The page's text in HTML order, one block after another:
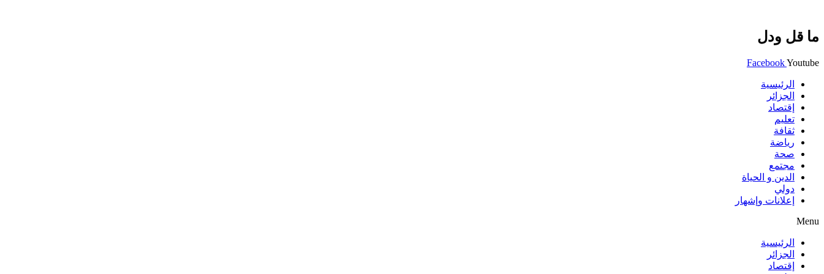
ما قل ودل
FacebookYoutube
الرئيسية
الجزائر
إقتصاد
تعليم
ثقافة
رياضة
صحة
مجتمع
الدين و الحياة
دولي
إعلانات وإشهار
Menu
الرئيسية
الجزائر
إقتصاد